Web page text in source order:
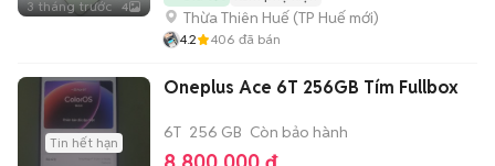
3 tháng trước 4
Thừa Thiên Huế (TP Huế mới)
4.2 406 đã bán
Tin hết hạn
Oneplus Ace 6T 256GB Tím Fullbox
6T 256 GB Còn bảo hành